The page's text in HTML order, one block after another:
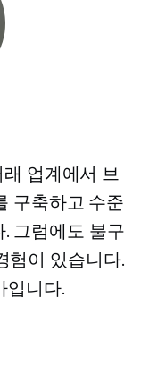
업계에서 브
구축하고 수준
그럼에도 불구
험이 있습니다.
입니다.